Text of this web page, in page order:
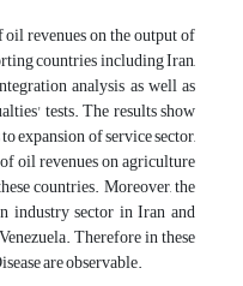
revenues on the output of
countries including Iran,
analysis as well as
tests. The results show
expansion of service sector,
oil revenues on agriculture
countries. Moreover, the
industry sector in Iran and
Therefore in these
are observable.